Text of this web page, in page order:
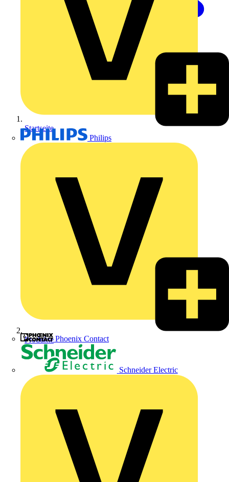
Philips
Phoenix Contact
Schneider Electric
Startseite
Produkte